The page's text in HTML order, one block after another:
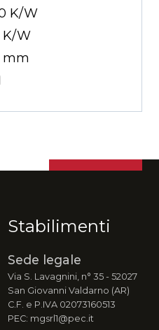
K/W
K/W
mm
Stabilimenti
Sede legale
Via S. Lavagnini, n° 35 - 52027
San Giovanni Valdarno (AR)
C.F. e P.IVA 02073160513
PEC: mgsrl1@pec.it